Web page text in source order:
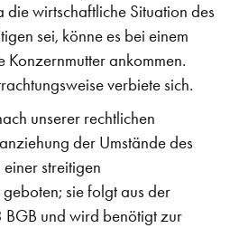
die wirtschaftliche Situation des
sei, könne es bei einem
ankommen.
verbiete sich.
unserer rechtlichen
der Umstände des
streitigen
sie folgt aus der
BGB und wird benötigt zur